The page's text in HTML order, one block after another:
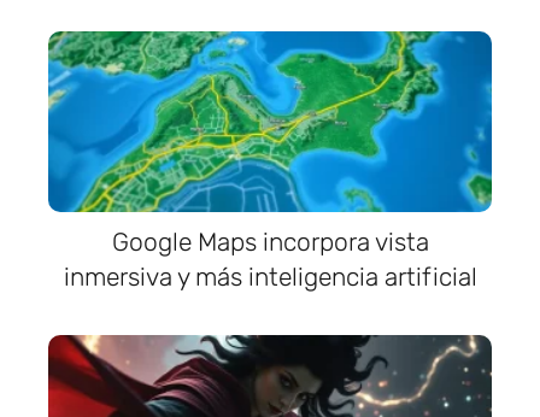
Google Maps incorpora vista
inmersiva y más inteligencia artificial